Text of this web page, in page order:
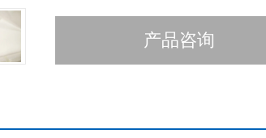
产品咨询